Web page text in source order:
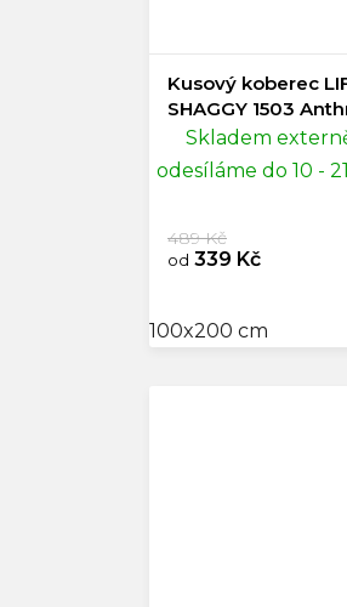
Kusový koberec
SHAGGY 1503
Skladem
odesíláme do 10 -
od 339 Kč
489 Kč
100x200 cm